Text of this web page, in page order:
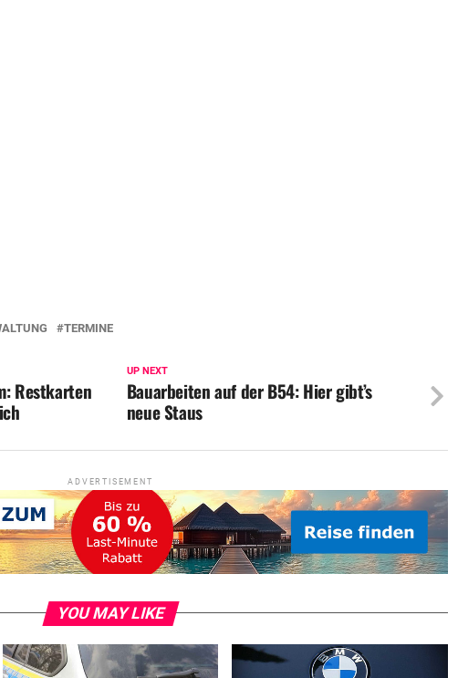
TERMINE
UP NEXT
Bauarbeiten auf der B54: Hier gibt’s
neue Staus
Restkarten
ADVERTISEMENT
YOU MAY LIKE